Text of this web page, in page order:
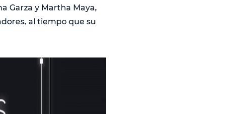
Garza y Martha Maya,
al tiempo que su